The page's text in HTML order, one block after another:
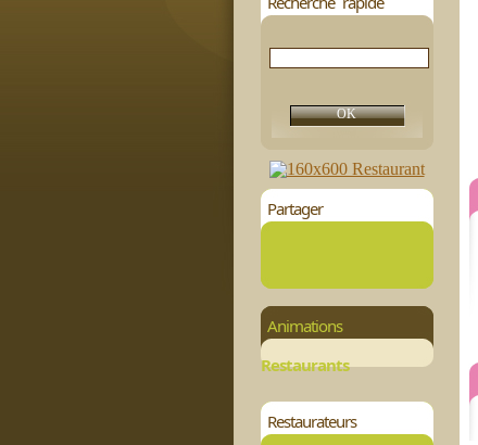
Partager
Animations
Restaurants
Restaurateurs